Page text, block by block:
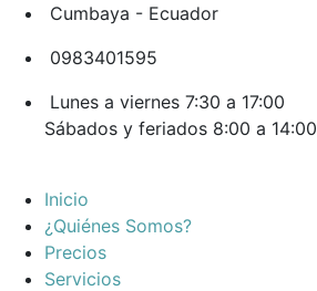
Cumbaya - Ecuador
0983401595
Lunes a viernes 7:30 a 17:00
Sábados y feriados 8:00 a 14:00
Inicio
¿Quiénes Somos?
Precios
Servicios